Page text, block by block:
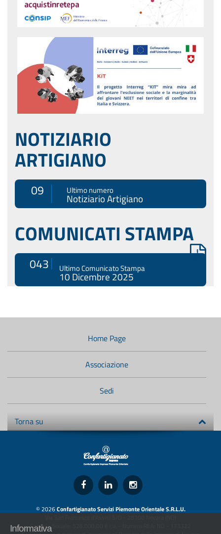
NOTIZIARIO
ARTIGIANO
09 Ultimo numero
Notiziario Artigiano
COMUNICATI STAMPA
043 Ultimo Comunicato Stampa
10 Dicembre 2025
Menù
Home Page
Associazione
Sedi
Torna su
© 2026Confartigianato Servizi Piemonte Orientale S.R.L.U.
Capitale Sociale: 526.000,00 € i.v. - Numero REA: NO - 173322
Informativa